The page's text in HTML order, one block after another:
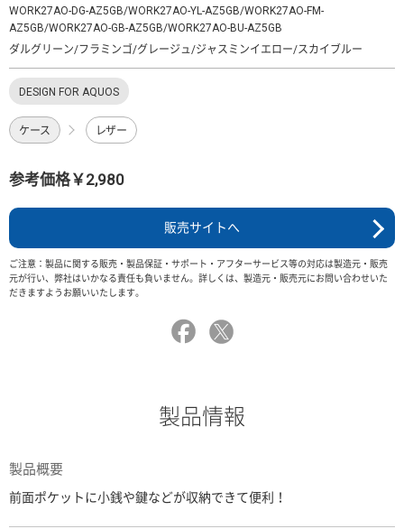
WORK27AO-DG-AZ5GB/WORK27AO-YL-AZ5GB/WORK27AO-FM-
AZ5GB/WORK27AO-GB-AZ5GB/WORK27AO-BU-AZ5GB
ダルグリーン/フラミンゴ/グレージュ/ジャスミンイエロー/スカイブルー
DESIGN FOR AQUOS
ケース レザー
参考価格￥2,980
販売サイトへ
ご注意：製品に関する販売・製品保証・サポート・アフターサービス等の対応は製造元・販売
元が行い、弊社はいかなる責任も負いません。詳しくは、製造元・販売元にお問い合わせいた
だきますようお願いいたします。
製品情報
製品概要
前面ポケットに小銭や鍵などが収納できて便利！